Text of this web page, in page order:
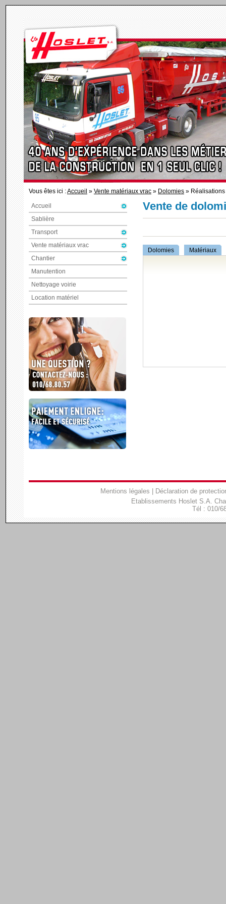
Vous êtes ici :Accueil » Vente matériaux vrac » Dolomies » Réalisations
Accueil
Sablière
Transport
Vente matériaux vrac
Chantier
Manutention
Nettoyage voirie
Location matériel
Vente de
Dolomies Matériaux
Mentions légales
Déclaration de
Etablissements Hoslet S.A.
Tél : 010/